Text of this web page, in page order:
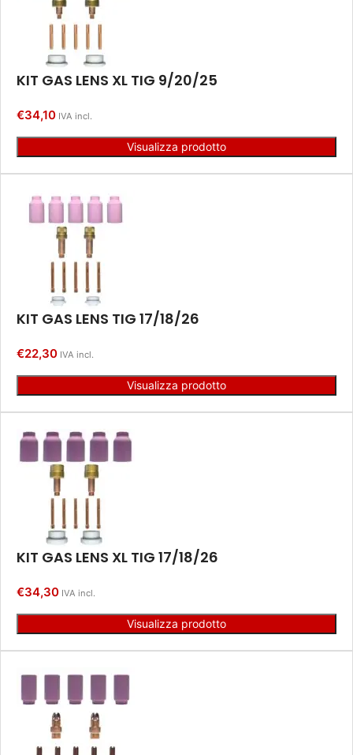
KIT GAS LENS XL TIG 9/20/25
€34,10 IVA incl.
Visualizza prodotto
KIT GAS LENS TIG 17/18/26
€22,30 IVA incl.
Visualizza prodotto
KIT GAS LENS XL TIG 17/18/26
€34,30 IVA incl.
Visualizza prodotto